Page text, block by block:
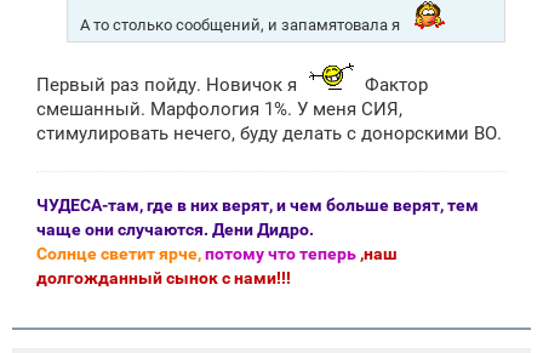
А то столько сообщений, и запамятовала я
Первый раз пойду. Новичок я
Фактор
смешанный. Марфология 1%. У меня СИЯ,
стимулировать нечего, буду делать с донорскими ВО.
ЧУДЕСА-там, где в них верят, и чем больше верят, тем
чаще они случаются. Дени Дидро.
Солнце светит ярче,потому что теперь ,наш
долгожданный сынок с нами!!!